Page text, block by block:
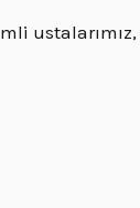
ustalarımız,